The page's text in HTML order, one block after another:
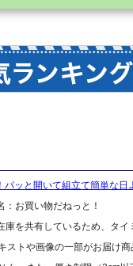
パッと開いて組立て簡単な
お買い物だねっと！
庫を共有しているため、タ
ストや画像の一部がお届け